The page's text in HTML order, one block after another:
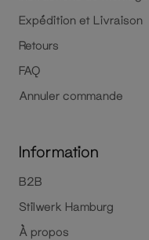
Expédition et Livraison
Retours
FAQ
Annuler commande
Information
B2B
Stilwerk Hamburg
À propos